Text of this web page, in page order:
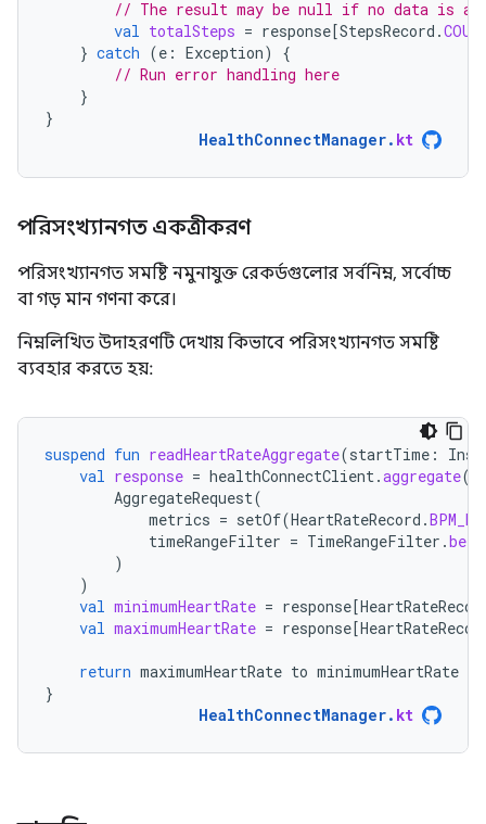
// The result may be null if no data is
val totalSteps = response[StepsRecord .
} catch (e : Exception)
{
// Run error handling here
}
}
HealthConnectManager. kt
পরিসংখ্যানগত একত্রীকরণ
পরিসংখ্যানগত সমষ্টি নমুনাযুক্ত রেকর্ডগুলোর সর্বনিম্ন, সর্বোচ্চ
বা গড় মান গণনা করে।
নিম্নলিখিত উদাহরণটি দেখায় কিভাবে পরিসংখ্যানগত সমষ্টি
ব্যবহার করতে হয়:
suspend fun readHeartRateAggregate(startTime :
val response = healthConnectClient.aggregate(
AggregateRequest(
metrics = setOf(HeartRateRecord .
timeRangeFilter = TimeRangeFilter .
)
)
val minimumHeartRate = response[
val maximumHeartRate = response[
return maximumHeartRate to minimumHeartRate
}
HealthConnectManager. kt